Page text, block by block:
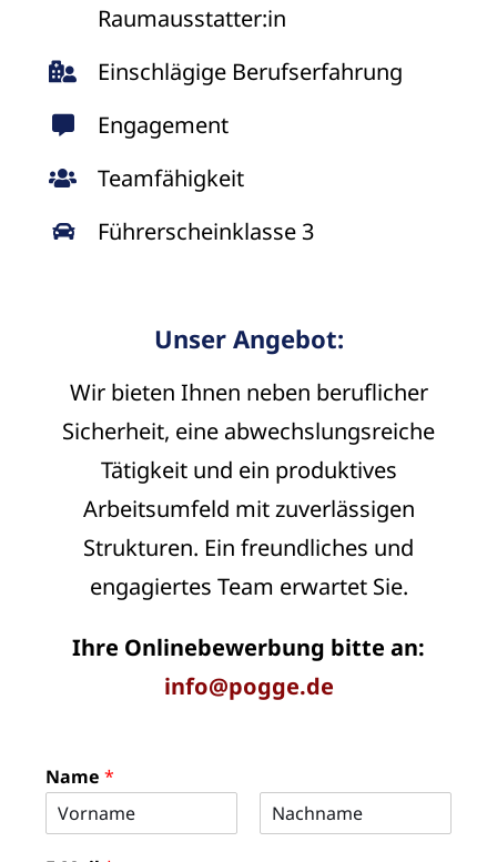
Raumausstatter:in
Einschlägige Berufserfahrung
Engagement
Teamfähigkeit
Führerscheinklasse 3
Unser Angebot:
Wir bieten Ihnen neben beruflicher
Sicherheit, eine abwechslungsreiche
Tätigkeit und ein produktives
Arbeitsumfeld mit zuverlässigen
Strukturen. Ein freundliches und
engagiertes Team erwartet Sie.
Ihre Onlinebewerbung bitte an:
info@pogge.de
Name *
E